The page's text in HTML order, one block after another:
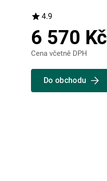
4.9
6 570 Kč
Cena včetně DPH
Do obchodu